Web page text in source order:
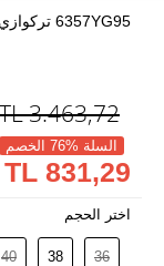
6357YG95 تركوازي فساتين سهره
3.463,72
TL
السلة %76 الخصم
831,29 TL
اختر الحجم
36
38
40